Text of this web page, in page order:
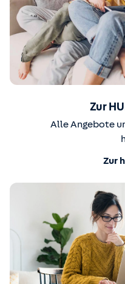
Zur
Alle Angebote
Zur